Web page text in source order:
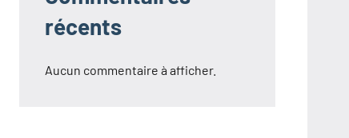
récents
Aucun commentaire à afficher.